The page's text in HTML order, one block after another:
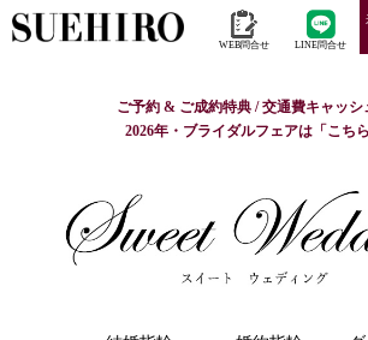
WEB問合せ LINE問合せ
ご予約 & ご成約特典 / 交通費キャッシ
2026年・ブライダルフェアは「こち